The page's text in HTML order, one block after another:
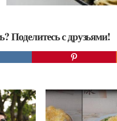
Поделитесь с друзьями!